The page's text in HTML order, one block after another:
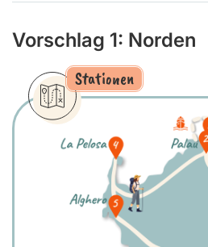
Vorschlag 1: Norden
Stationen